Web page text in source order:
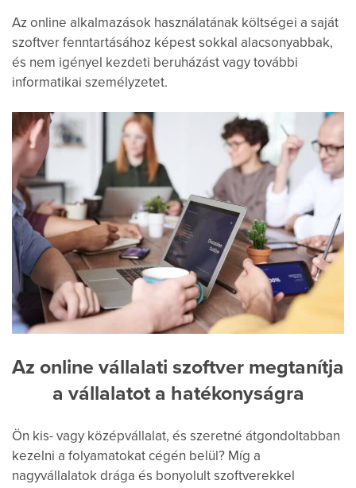
Az online alkalmazások használatának költségei a saját
szoftver fenntartásához képest sokkal alacsonyabbak,
és nem igényel kezdeti beruházást vagy további
informatikai személyzetet.
Az online vállalati szoftver megtanítja
a vállalatot a hatékonyságra
Ön kis- vagy középvállalat, és szeretné átgondoltabban
kezelni a folyamatokat cégén belül? Míg a
nagyvállalatok drága és bonyolult szoftverekkel